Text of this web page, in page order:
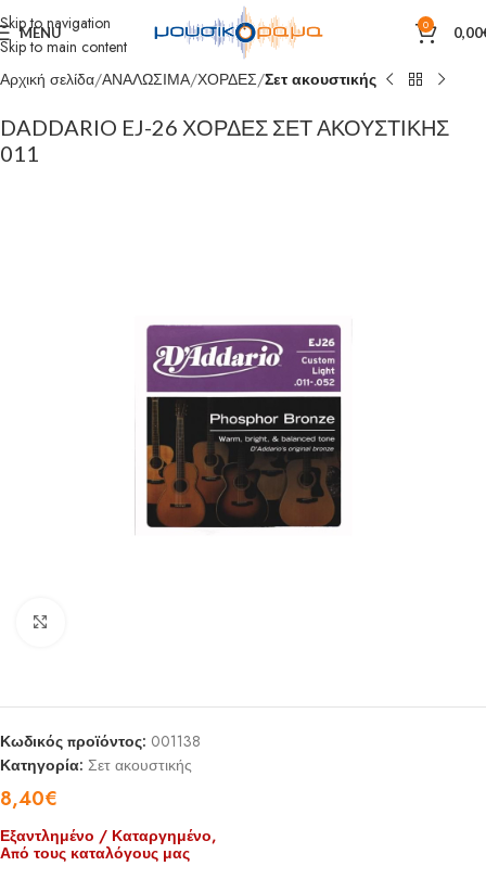
Skip to navigation
Skip to main content
MENU 0 0,00
Αρχική σελίδα ΑΝΑΛΩΣΙΜΑ ΧΟΡΔΕΣ Σετ ακουστικής
DADDARIO EJ-26 ΧΟΡΔΕΣ ΣΕΤ ΑΚΟΥΣΤΙΚΗΣ
011
Κωδικός προϊόντος: 001138
Κατηγορία: Σετ ακουστικής
8,40€
Εξαντλημένο / Καταργημένο,
Από τους καταλόγους μας